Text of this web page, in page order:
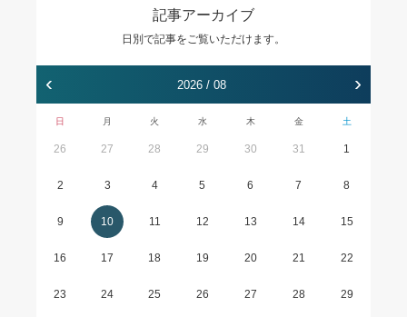
記事アーカイブ
日別で記事をご覧いただけます。
‹ 2026 / 08 ›
日 月 火 水 木 金 土
26 27 28 29 30 31 1
2 3 4 5 6 7 8
9 10 11 12 13 14 15
16 17 18 19 20 21 22
23 24 25 26 27 28 29